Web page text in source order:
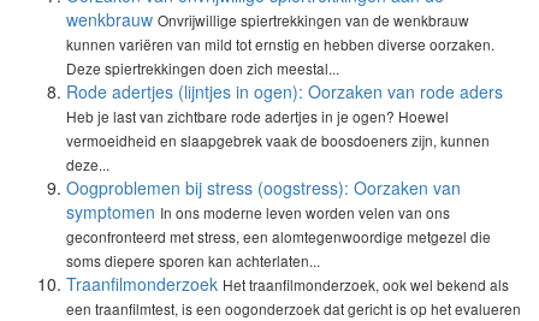
wenkbrauw Onvrijwillige spiertrekkingen van de wenkbrauw
kunnen variëren van mild tot ernstig en hebben diverse oorzaken.
Deze spiertrekkingen doen zich meestal...
Rode adertjes (lijntjes in ogen): Oorzaken van rode aders
Heb je last van zichtbare rode adertjes in je ogen? Hoewel
vermoeidheid en slaapgebrek vaak de boosdoeners zijn, kunnen
deze...
Oogproblemen bij stress (oogstress): Oorzaken van
symptomen In ons moderne leven worden velen van ons
geconfronteerd met stress, een alomtegenwoordige metgezel die
soms diepere sporen kan achterlaten...
Traanfilmonderzoek Het traanfilmonderzoek, ook wel bekend als
een traanfilmtest, is een oogonderzoek dat gericht is op het evalueren